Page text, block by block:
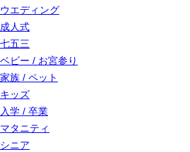
ウエディング
成人式
七五三
ベビー / お宮参り
家族 / ペット
キッズ
入学 / 卒業
マタニティ
シニア